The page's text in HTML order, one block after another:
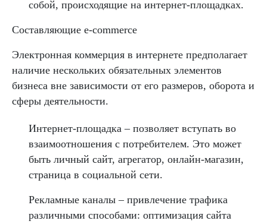
собой, происходящие на интернет-площадках.
Составляющие e-commerce
Электронная коммерция в интернете предполагает
наличие нескольких обязательных элементов
бизнеса вне зависимости от его размеров, оборота и
сферы деятельности.
Интернет-площадка – позволяет вступать во
взаимоотношения с потребителем. Это может
быть личный сайт, агрегатор, онлайн-магазин,
страница в социальной сети.
Рекламные каналы – привлечение трафика
различными способами: оптимизация сайта